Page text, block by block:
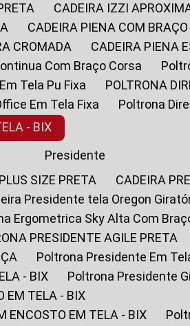
CADEIRA IZZI
CADEIRA PIENA COM
CROMADA
CADEIRA PIENA
Com Braço Corsa
Tela Pu Fixa
POLTRONA
Em Tela Fixa
Poltrona
- BIX
Presidente
SIZE PRETA
CADEIRA
Presidente tela Oregon
Ergometrica Sky Alta Com
PRESIDENTE AGILE PRETA
Poltrona Presidente Em
- BIX
Poltrona Presidente
EM TELA - BIX
ENCOSTO EM TELA - BIX